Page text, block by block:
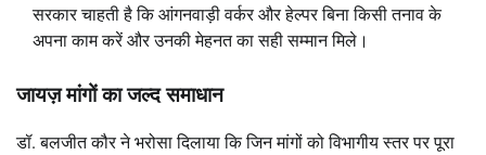
सरकार चाहती है कि आंगनवाड़ी वर्कर और हेल्पर बिना किसी तनाव के
अपना काम करें और उनकी मेहनत का सही सम्मान मिले।
जायज़ मांगों का जल्द समाधान
डॉ. बलजीत कौर ने भरोसा दिलाया कि जिन मांगों को विभागीय स्तर पर पूरा